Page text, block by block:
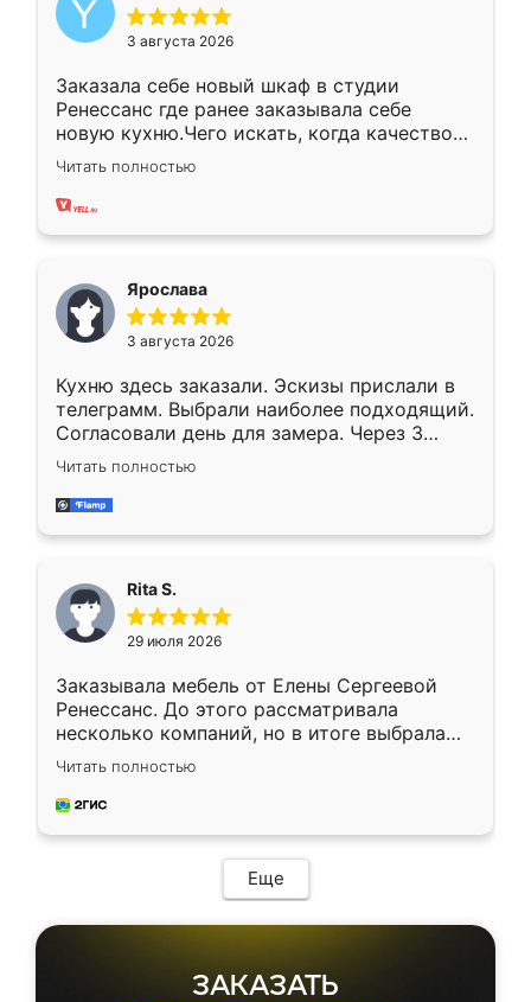
3 августа 2026
Заказала себе новый шкаф в студии
Ренессанс где ранее заказывала себе
новую кухню.Чего искать, когда качеством
вполне довольна. Служит кухня уже почти
два года, нареканий нет.
Читать полностью
Ярослава
3 августа 2026
Кухню здесь заказали. Эскизы прислали в
телеграмм. Выбрали наиболее подходящий.
Согласовали день для замера. Через 3
недели кухня была уже готова. Остались
довольны работой. Спасибо Ренессанс
мебель за качественную работу!
Читать полностью
Rita S.
29 июля 2026
Заказывала мебель от Елены Сергеевой
Ренессанс. До этого рассматривала
несколько компаний, но в итоге выбрала
эту. Сначала обговорили условия, потом
приехал замерщик, всё спокойно объяснил
и снял размеры. Изготовили в срок, с
мебель сразу встала на свое место без
каких-либо доработок. Качеством осталась
довольна, все выглядит так, как и ожидала.
Читать полностью
Еще
ЗАКАЗАТЬ